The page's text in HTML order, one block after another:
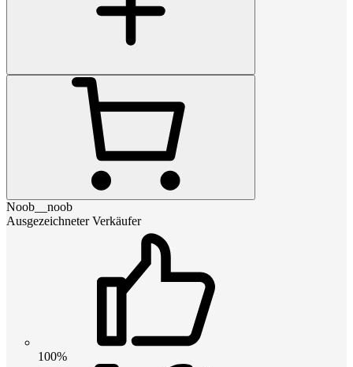
Noob__noob
Ausgezeichneter Verkäufer
100%